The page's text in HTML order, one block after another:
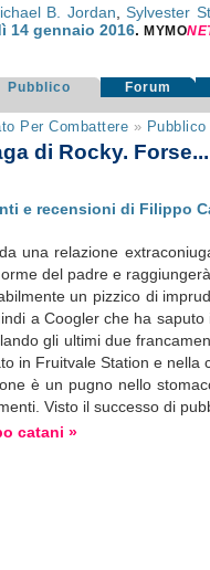
B. Jordan ,Sylvester
14 gennaio 2016.MYMONE
Pubblico Forum
Per Combattere » Pubblico
di Rocky.
e recensioni di Filippo
una relazione
del padre e
un pizzico di
a Coogler che ha
gli ultimi due
in Fruitvale Station e
è un pugno nello
Visto il successo di
catani »